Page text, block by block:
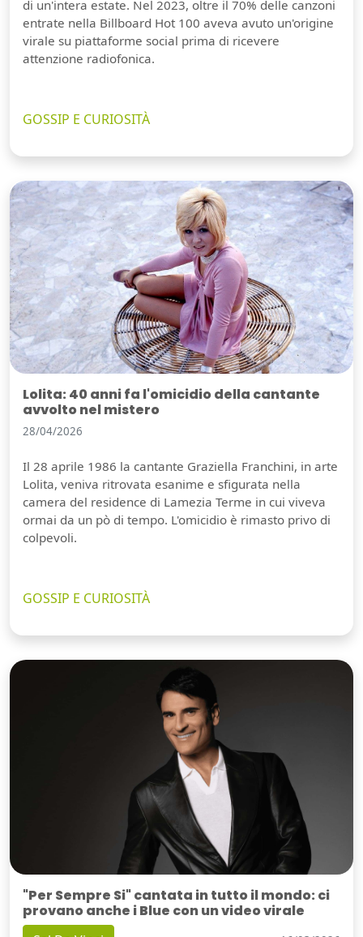
di un'intera estate. Nel 2023, oltre il 70% delle canzoni
entrate nella Billboard Hot 100 aveva avuto un'origine
virale su piattaforme social prima di ricevere
attenzione radiofonica.
GOSSIP E CURIOSITÀ
Lolita: 40 anni fa l'omicidio della cantante
avvolto nel mistero
28/04/2026
Il 28 aprile 1986 la cantante Graziella Franchini, in arte
Lolita, veniva ritrovata esanime e sfigurata nella
camera del residence di Lamezia Terme in cui viveva
ormai da un pò di tempo. L'omicidio è rimasto privo di
colpevoli.
GOSSIP E CURIOSITÀ
"Per Sempre Si" cantata in tutto il mondo: ci
provano anche i Blue con un video virale